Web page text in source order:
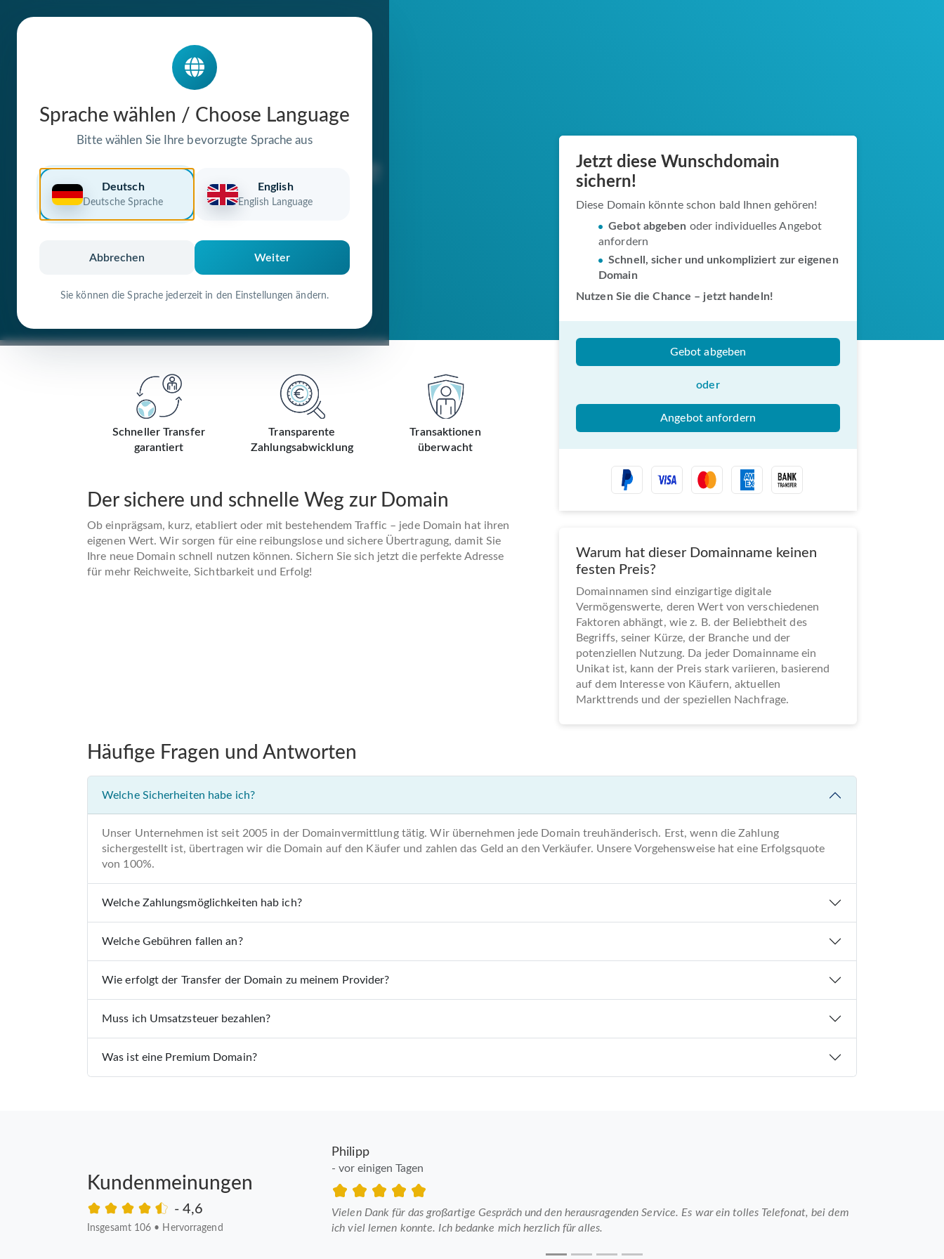
Sprache wählen / Choose Language
Bitte wählen Sie Ihre bevorzugte Sprache aus
Deutsch
Deutsche Sprache
English
English Language
Abbrechen Weiter
Sie können die Sprache jederzeit in den Einstellungen ändern.
Die Domain
innererkompass-
traumabegleitung.de
steht zum Verkauf
Verifizierte Domain
Schneller Transfer
garantiert
Transparente
Zahlungsabwicklung
Transaktionen
überwacht
Der sichere und schnelle Weg zur Domain
Ob einprägsam, kurz, etabliert oder mit bestehendem Traffic – jede Domain hat ihren
eigenen Wert. Wir sorgen für eine reibungslose und sichere Übertragung, damit Sie
Ihre neue Domain schnell nutzen können. Sichern Sie sich jetzt die perfekte Adresse
für mehr Reichweite, Sichtbarkeit und Erfolg!
Jetzt diese Wunschdomain
sichern!
Diese Domain könnte schon bald Ihnen gehören!
Gebot abgeben oder individuelles Angebot
anfordern
Schnell, sicher und unkompliziert zur eigenen
Domain
Nutzen Sie die Chance – jetzt handeln!
Gebot abgeben
oder
Angebot anfordern
Warum hat dieser Domainname keinen
festen Preis?
Domainnamen sind einzigartige digitale
Vermögenswerte, deren Wert von verschiedenen
Faktoren abhängt, wie z. B. der Beliebtheit des
Begriffs, seiner Kürze, der Branche und der
potenziellen Nutzung. Da jeder Domainname ein
Unikat ist, kann der Preis stark variieren, basierend
auf dem Interesse von Käufern, aktuellen
Markttrends und der speziellen Nachfrage.
Häufige Fragen und Antworten
Welche Sicherheiten habe ich?
Unser Unternehmen ist seit 2005 in der Domainvermittlung tätig. Wir übernehmen jede Domain treuhänderisch. Erst, wenn die Zahlung
sichergestellt ist, übertragen wir die Domain auf den Käufer und zahlen das Geld an den Verkäufer. Unsere Vorgehensweise hat eine Erfolgsquote
von 100%.
Welche Zahlungsmöglichkeiten hab ich?
Welche Gebühren fallen an?
Wie erfolgt der Transfer der Domain zu meinem Provider?
Muss ich Umsatzsteuer bezahlen?
Was ist eine Premium Domain?
Kundenmeinungen
- 4,6
Insgesamt 106 • Hervorragend
Philipp
- vor einigen Tagen
Vielen Dank für das großartige Gespräch und den herausragenden Service. Es war ein tolles Telefonat, bei dem
ich viel lernen konnte. Ich bedanke mich herzlich für alles.